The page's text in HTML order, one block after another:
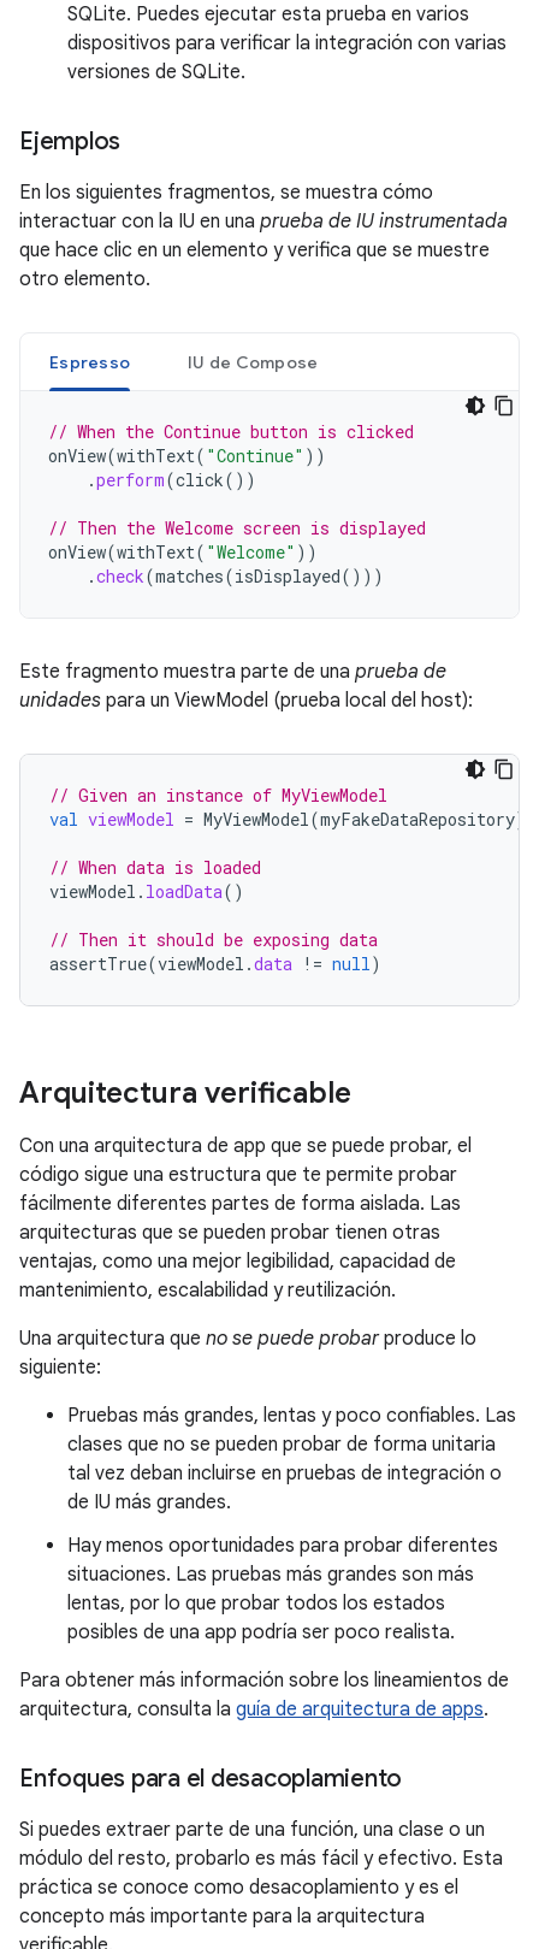
SQLite. Puedes ejecutar esta prueba en varios
dispositivos para verificar la integración con varias
versiones de SQLite.
Ejemplos
En los siguientes fragmentos, se muestra cómo
interactuar con la IU en una prueba de IU instrumentada
que hace clic en un elemento y verifica que se muestre
otro elemento.
Espresso IU de Compose
// When the Continue button is clicked
onView(withText( "Continue" ))
.perform(click())
// Then the Welcome screen is displayed
onView(withText( "Welcome" ))
.check(matches(isDisplayed()))
Este fragmento muestra parte de una prueba de
unidades para un ViewModel (prueba local del host):
// Given an instance of MyViewModel
val viewModel = MyViewModel (myFakeDataRepository)
// When data is loaded
viewModel . loadData()
// Then it should be exposing data
assertTrue(viewModel .data != null )
Arquitectura verificable
Con una arquitectura de app que se puede probar, el
código sigue una estructura que te permite probar
fácilmente diferentes partes de forma aislada. Las
arquitecturas que se pueden probar tienen otras
ventajas, como una mejor legibilidad, capacidad de
mantenimiento, escalabilidad y reutilización.
Una arquitectura que no se puede probarproduce lo
siguiente:
Pruebas más grandes, lentas y poco confiables. Las
clases que no se pueden probar de forma unitaria
tal vez deban incluirse en pruebas de integración o
de IU más grandes.
Hay menos oportunidades para probar diferentes
situaciones. Las pruebas más grandes son más
lentas, por lo que probar todos los estados
posibles de una app podría ser poco realista.
Para obtener más información sobre los lineamientos de
arquitectura, consulta la guía de arquitectura de apps.
Enfoques para el desacoplamiento
Si puedes extraer parte de una función, una clase o un
módulo del resto, probarlo es más fácil y efectivo. Esta
práctica se conoce como desacoplamiento y es el
concepto más importante para la arquitectura